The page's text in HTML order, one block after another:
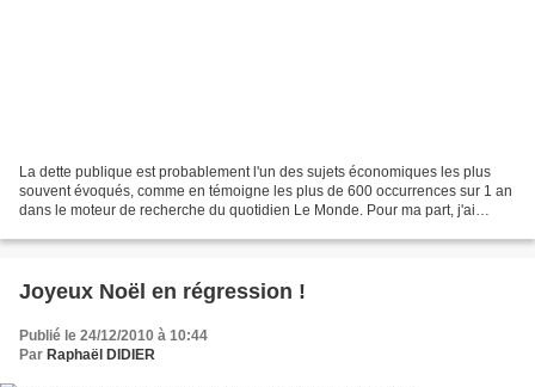
La dette publique est probablement l'un des sujets économiques les plus
souvent évoqués, comme en témoigne les plus de 600 occurrences sur 1 an
dans le moteur de recherche du quotidien Le Monde. Pour ma part, j'ai
Joyeux Noël en régression !
Publié le 24/12/2010 à 10:44
Par Raphaël DIDIER